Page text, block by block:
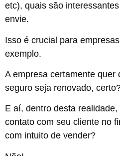
etc), quais são
envie.
Isso é crucial para
exemplo.
A empresa certamente quer
seguro seja renovado,
E aí, dentro desta
contato com seu cliente no
com intuito de vender?